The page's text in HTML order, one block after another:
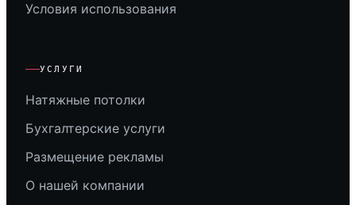
Условия использования
УСЛУГИ
Натяжные потолки
Бухгалтерские услуги
Размещение рекламы
О нашей компании